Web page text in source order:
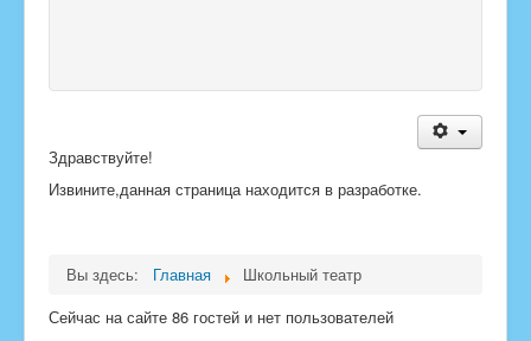
Здравствуйте!
Извините,данная страница находится в разработке.
Вы здесь: Главная
Школьный театр
Сейчас на сайте 86 гостей и нет пользователей